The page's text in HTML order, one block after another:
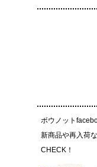
ボウノット
新商品や再入荷
CHECK！